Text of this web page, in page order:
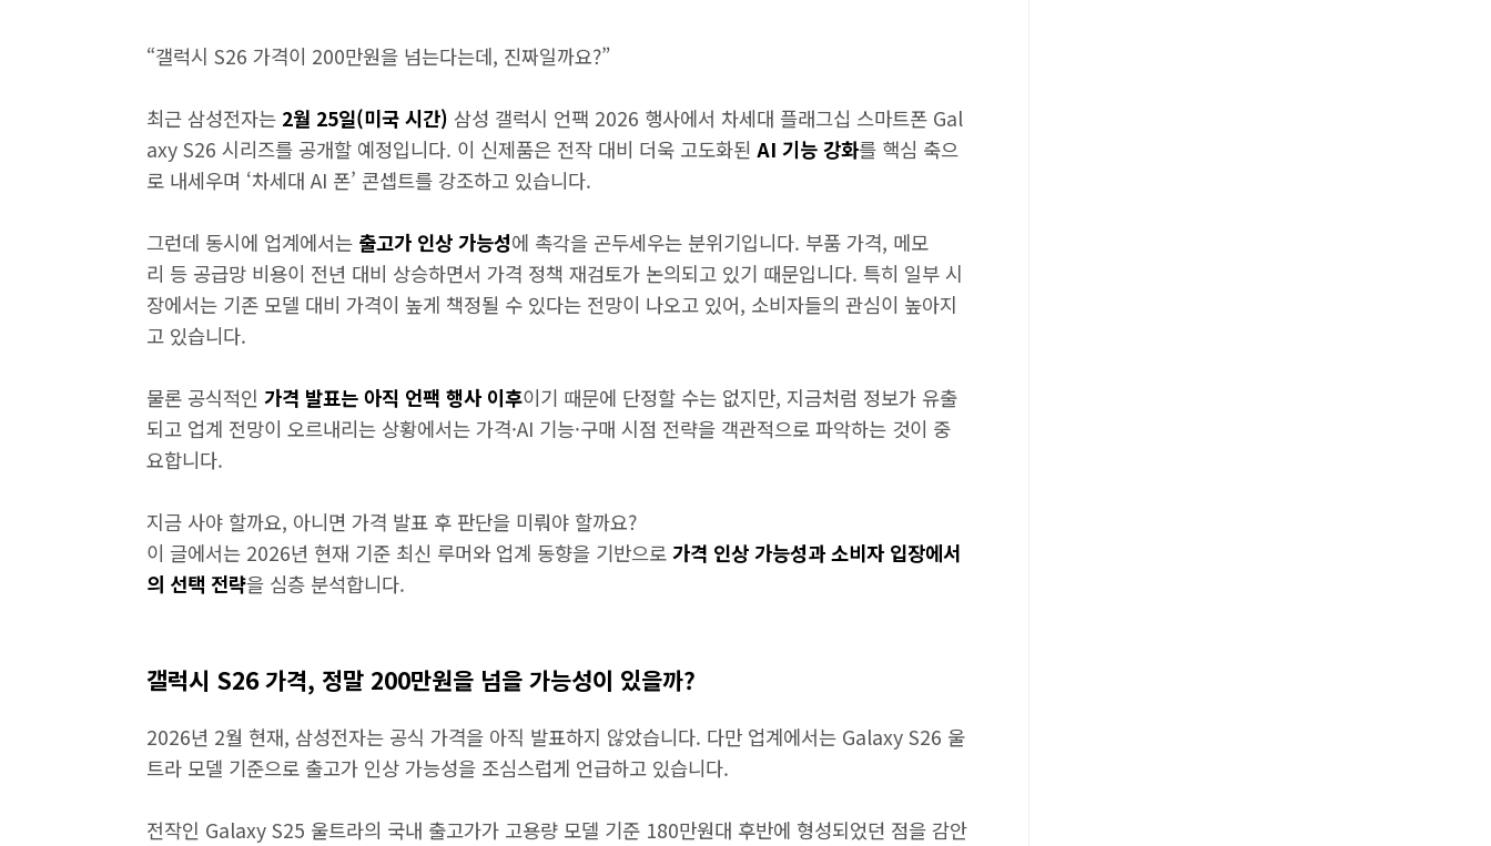
“갤럭시 S26 가격이 200만원을 넘는다는데, 진짜일까요?”
최근 삼성전자는 2월 25일(미국 시간) 삼성 갤럭시 언팩 2026 행사에서 차세대 플래그십 스마트폰 Gal
axy S26 시리즈를 공개할 예정입니다. 이 신제품은 전작 대비 더욱 고도화된 AI 기능 강화를 핵심 축으
로 내세우며 ‘차세대 AI 폰’ 콘셉트를 강조하고 있습니다.
그런데 동시에 업계에서는 출고가 인상 가능성에 촉각을 곤두세우는 분위기입니다. 부품 가격, 메모
리 등 공급망 비용이 전년 대비 상승하면서 가격 정책 재검토가 논의되고 있기 때문입니다. 특히 일부 시
장에서는 기존 모델 대비 가격이 높게 책정될 수 있다는 전망이 나오고 있어, 소비자들의 관심이 높아지
고 있습니다.
물론 공식적인 가격 발표는 아직 언팩 행사 이후이기 때문에 단정할 수는 없지만, 지금처럼 정보가 유출
되고 업계 전망이 오르내리는 상황에서는 가격·AI 기능·구매 시점 전략을 객관적으로 파악하는 것이 중
요합니다.
지금 사야 할까요, 아니면 가격 발표 후 판단을 미뤄야 할까요?
이 글에서는 2026년 현재 기준 최신 루머와 업계 동향을 기반으로 가격 인상 가능성과 소비자 입장에서
의 선택 전략을 심층 분석합니다.
갤럭시 S26 가격, 정말 200만원을 넘을 가능성이 있을까?
2026년 2월 현재, 삼성전자는 공식 가격을 아직 발표하지 않았습니다. 다만 업계에서는 Galaxy S26 울
트라 모델 기준으로 출고가 인상 가능성을 조심스럽게 언급하고 있습니다.
전작인 Galaxy S25 울트라의 국내 출고가가 고용량 모델 기준 180만원대 후반에 형성되었던 점을 감안